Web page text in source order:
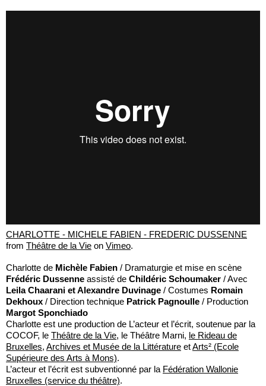
CHARLOTTE - MICHELE FABIEN - FREDERIC DUSSENNE
from Théâtre de la Vie on Vimeo.
Charlotte de Michèle Fabien / Dramaturgie et mise en scène
Frédéric Dussenne assisté de Childéric Schoumaker / Avec
Leila Chaarani et Alexandre Duvinage / Costumes Romain
Dekhoux / Direction technique Patrick Pagnoulle / Production
Margot Sponchiado
Charlotte est une production de L’acteur et l’écrit, soutenue par la
COCOF, le Théâtre de la Vie, le Théâtre Marni, le Rideau de
Bruxelles, Archives et Musée de la Littérature etArts² (Ecole
Supérieure des Arts à Mons).
L’acteur et l’écrit est subventionné par la Fédération Wallonie
Bruxelles (service du théâtre).